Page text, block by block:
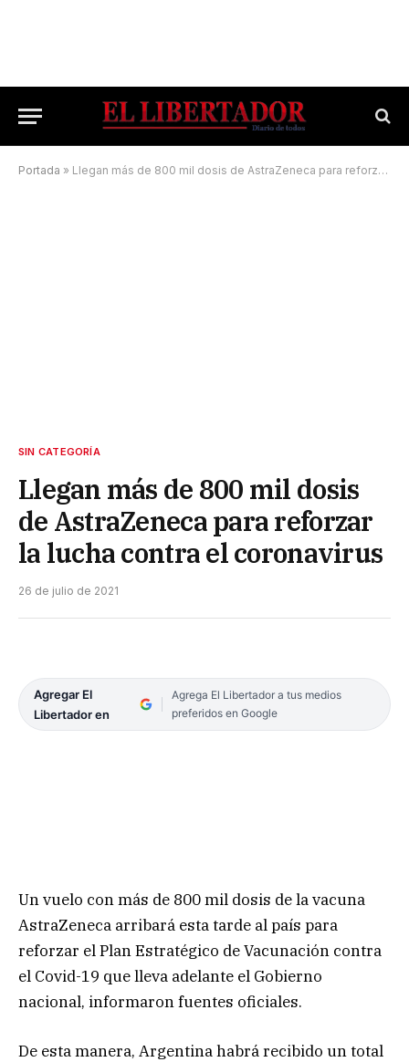
Portada » Llegan más de 800 mil dosis de AstraZeneca para reforzar la lucha contra el coronavirus
SIN CATEGORÍA
Llegan más de 800 mil dosis
de AstraZeneca para reforzar
la lucha contra el coronavirus
26 de julio de 2021
Agregar El
Libertador en
Agrega El Libertador a tus medios
preferidos en Google
Un vuelo con más de 800 mil dosis de la vacuna
AstraZeneca arribará esta tarde al país para
reforzar el Plan Estratégico de Vacunación contra
el Covid-19 que lleva adelante el Gobierno
nacional, informaron fuentes oficiales.
De esta manera, Argentina habrá recibido un total